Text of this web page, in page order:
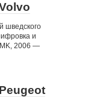
шведского
и
2006 —